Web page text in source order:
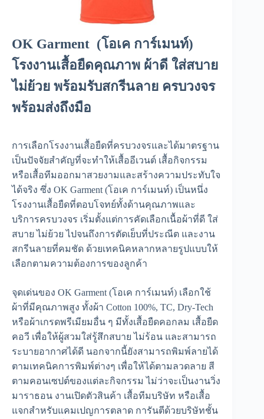
OK Garment (โอเค การ์เมนท์)
โรงงานเสื้อยืดคุณภาพ ผ้าดี ใส่สบาย
ไม่ย้วย พร้อมรับสกรีนลาย ครบวงจร
พร้อมส่งถึงมือ
การเลือกโรงงานเสื้อยืดที่ครบวงจรและได้มาตรฐาน
เป็นปัจจัยสำคัญที่จะทำให้เสื้ออีเวนต์ เสื้อกิจกรรม
หรือเสื้อทีมออกมาสวยงามและสร้างความประทับใจ
ได้จริง ซึ่ง OK Garment (โอเค การ์เมนท์) เป็นหนึ่ง
โรงงานเสื้อยืดที่ตอบโจทย์ทั้งด้านคุณภาพและ
บริการครบวงจร เริ่มตั้งแต่การคัดเลือกเนื้อผ้าที่ดี ใส่
สบาย ไม่ย้วย ไปจนถึงการตัดเย็บที่ประณีต และงาน
สกรีนลายที่คมชัด ด้วยเทคนิคหลากหลายรูปแบบให้
เลือกตามความต้องการของลูกค้า
จุดเด่นของ OK Garment (โอเค การ์เมนท์) เลือกใช้
ผ้าที่มีคุณภาพสูง ทั้งผ้า Cotton 100%, TC, Dry-Tech
หรือผ้าเกรดพรีเมียมอื่น ๆ มีทั้งเสื้อยืดคอกลม เสื้อยืด
คอวี เพื่อให้ผู้สวมใส่รู้สึกสบาย ไม่ร้อน และสามารถ
ระบายอากาศได้ดี นอกจากนี้ยังสามารถพิมพ์ลายได้
ตามเทคนิคการพิมพ์ต่างๆ เพื่อให้ได้ตามลวดลาย สี
ตามคอนเซปต์ของแต่ละกิจกรรม ไม่ว่าจะเป็นงานวิ่ง
มาราธอน งานเปิดตัวสินค้า เสื้อทีมบริษัท หรือเสื้อ
แจกสำหรับแคมเปญการตลาด การันตีด้วยบริษัทชั้น